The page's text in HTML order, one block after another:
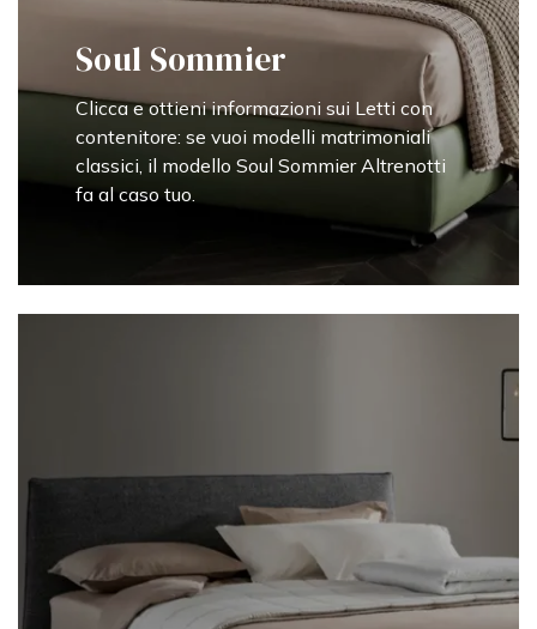
Soul Sommier
Clicca e ottieni informazioni sui Letti con
contenitore: se vuoi modelli matrimoniali
classici, il modello Soul Sommier Altrenotti
fa al caso tuo.